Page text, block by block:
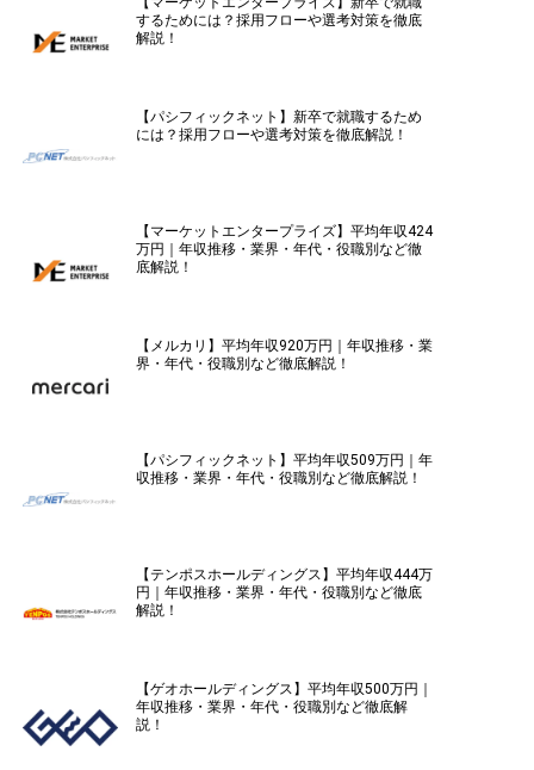
するためには？採用フローや選考対策を徹底
解説！
【パシフィックネット】新卒で就職するため
には？採用フローや選考対策を徹底解説！
【マーケットエンタープライズ】平均年収424
万円｜年収推移・業界・年代・役職別など徹
底解説！
【メルカリ】平均年収920万円｜年収推移・業
界・年代・役職別など徹底解説！
【パシフィックネット】平均年収509万円｜年
収推移・業界・年代・役職別など徹底解説！
【テンポスホールディングス】平均年収444万
円｜年収推移・業界・年代・役職別など徹底
解説！
【ゲオホールディングス】平均年収500万円｜
年収推移・業界・年代・役職別など徹底解
説！